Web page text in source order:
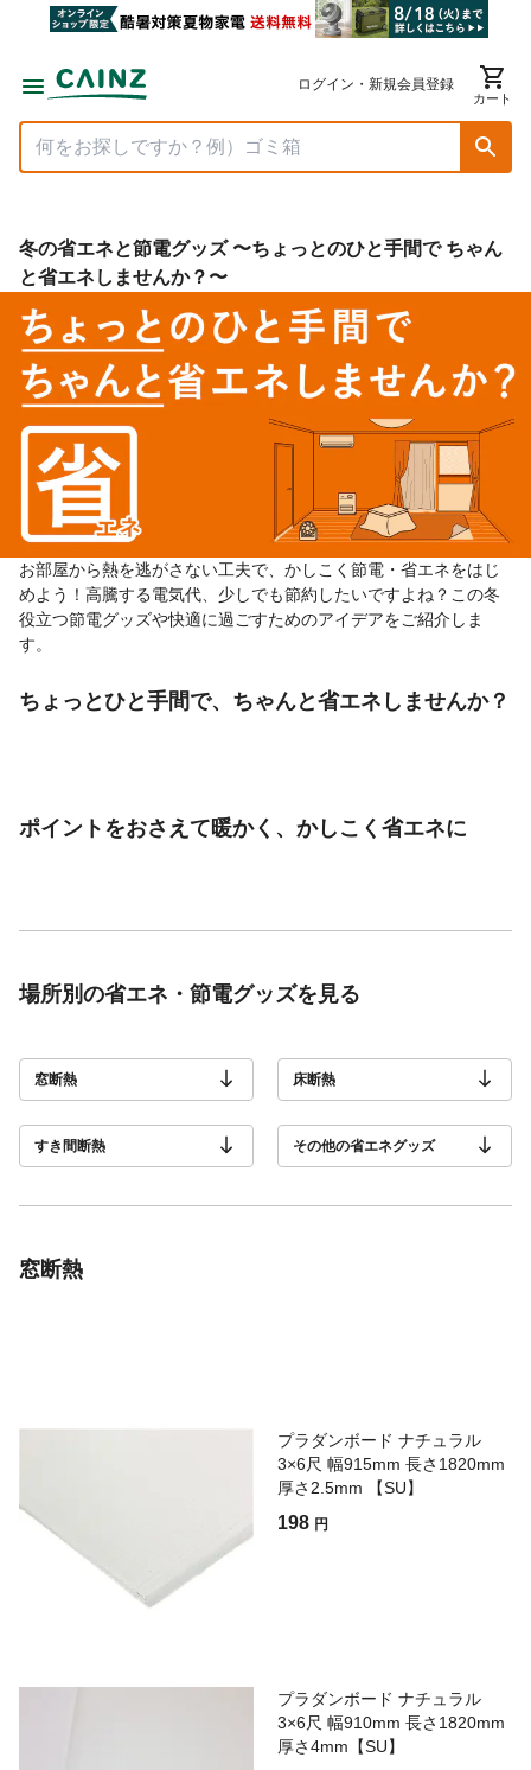
ログイン・新規会員登録
カート
冬の省エネと節電グッズ 〜ちょっとのひと手間で ちゃん
と省エネしませんか？〜
お部屋から熱を逃がさない工夫で、かしこく節電・省エネをはじ
めよう！高騰する電気代、少しでも節約したいですよね？この冬
役立つ節電グッズや快適に過ごすためのアイデアをご紹介しま
す。
ちょっとひと手間で、ちゃんと省エネしませんか？
ポイントをおさえて暖かく、かしこく省エネに
場所別の省エネ・節電グッズを見る
窓断熱 床断熱
すき間断熱 その他の省エネグッズ
窓断熱
プラダンボード ナチュラル
3×6尺 幅915mm 長さ1820mm
厚さ2.5mm 【SU】
198 円
プラダンボード ナチュラル
3×6尺 幅910mm 長さ1820mm
厚さ4mm【SU】